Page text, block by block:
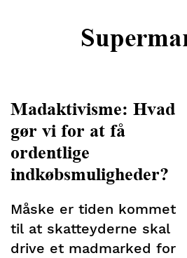
Madaktivisme: Hvad
gør vi for at få
ordentlige
indkøbsmuligheder?
Måske er tiden kommet
til at skatteyderne skal
drive et madmarked for